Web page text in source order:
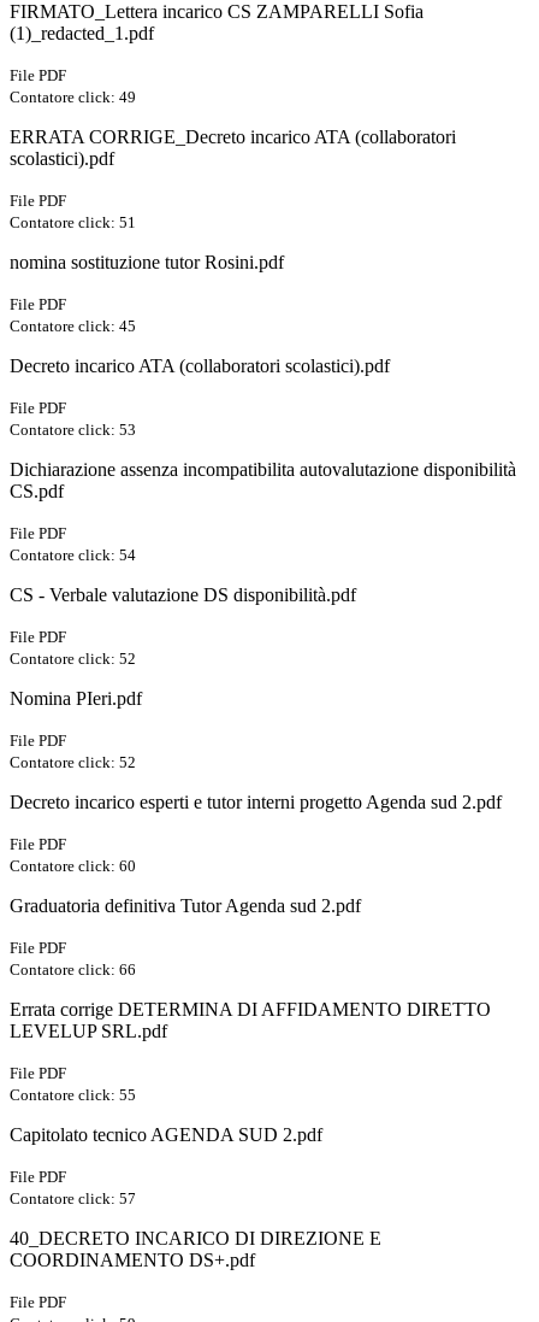
FIRMATO_Lettera incarico CS ZAMPARELLI Sofia
(1)_redacted_1.pdf
File PDF
Contatore click: 49
ERRATA CORRIGE_Decreto incarico ATA (collaboratori
scolastici).pdf
File PDF
Contatore click: 51
nomina sostituzione tutor Rosini.pdf
File PDF
Contatore click: 45
Decreto incarico ATA (collaboratori scolastici).pdf
File PDF
Contatore click: 53
Dichiarazione assenza incompatibilita autovalutazione disponibilità
CS.pdf
File PDF
Contatore click: 54
CS - Verbale valutazione DS disponibilità.pdf
File PDF
Contatore click: 52
Nomina PIeri.pdf
File PDF
Contatore click: 52
Decreto incarico esperti e tutor interni progetto Agenda sud 2.pdf
File PDF
Contatore click: 60
Graduatoria definitiva Tutor Agenda sud 2.pdf
File PDF
Contatore click: 66
Errata corrige DETERMINA DI AFFIDAMENTO DIRETTO
LEVELUP SRL.pdf
File PDF
Contatore click: 55
Capitolato tecnico AGENDA SUD 2.pdf
File PDF
Contatore click: 57
40_DECRETO INCARICO DI DIREZIONE E
COORDINAMENTO DS+.pdf
File PDF